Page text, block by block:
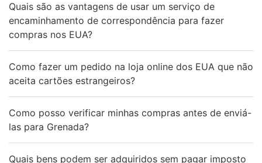
Quais são as vantagens de usar um serviço de
encaminhamento de correspondência para fazer
compras nos EUA?
Como fazer um pedido na loja online dos EUA que não
aceita cartões estrangeiros?
Como posso verificar minhas compras antes de enviá-
las para Grenada?
Quais bens podem ser adquiridos sem pagar imposto